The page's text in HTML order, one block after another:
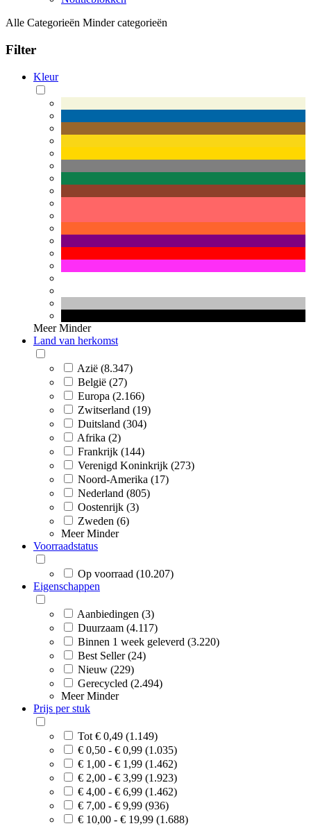
Alle Categorieën Minder categorieën
Filter
Kleur
Meer Minder
Land van herkomst
Azië (8.347)
België (27)
Europa (2.166)
Zwitserland (19)
Duitsland (304)
Afrika (2)
Frankrijk (144)
Verenigd Koninkrijk (273)
Noord-Amerika (17)
Nederland (805)
Oostenrijk (3)
Zweden (6)
Meer Minder
Voorraadstatus
Op voorraad (10.207)
Eigenschappen
Aanbiedingen (3)
Duurzaam (4.117)
Binnen 1 week geleverd (3.220)
Best Seller (24)
Nieuw (229)
Gerecycled (2.494)
Meer Minder
Prijs per stuk
Tot € 0,49 (1.149)
€ 0,50 - € 0,99 (1.035)
€ 1,00 - € 1,99 (1.462)
€ 2,00 - € 3,99 (1.923)
€ 4,00 - € 6,99 (1.462)
€ 7,00 - € 9,99 (936)
€ 10,00 - € 19,99 (1.688)